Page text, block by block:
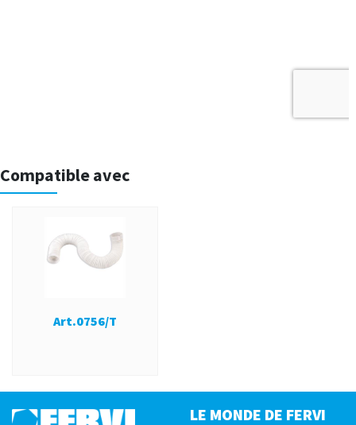
Compatible avec
Art.0756/T
LE MONDE DE FERVI